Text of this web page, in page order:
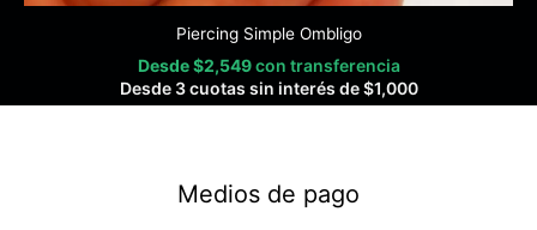
Piercing Simple Ombligo
Desde$2,549 con transferencia
Desde 3 cuotas sin interés de$1,000
Medios de pago